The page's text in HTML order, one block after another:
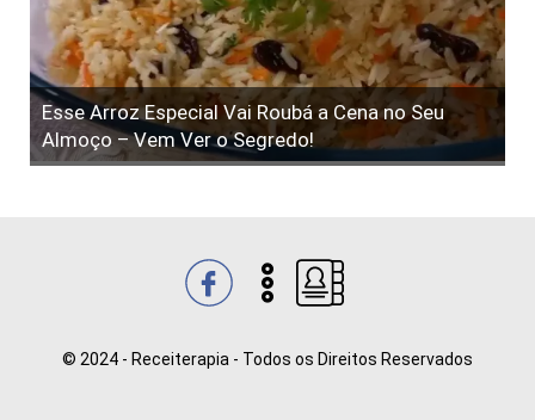
Esse Arroz Especial Vai Roubá a Cena no Seu
Almoço – Vem Ver o Segredo!
© 2024 - Receiterapia - Todos os Direitos Reservados